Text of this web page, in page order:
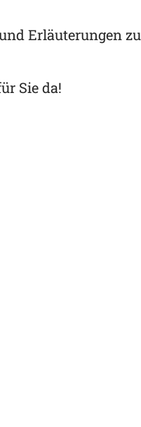
Erläuterungen
Sie da!